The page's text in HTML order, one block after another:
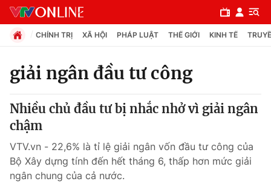
Chuyên mục
Chính trị
Xã hội
CHÍNH TRỊ XÃ HỘI PHÁP LUẬT THẾ GIỚI KINH TẾ
giải ngân đầu tư công
Nhiều chủ đầu tư bị nhắc nhở vì giải ngân
chậm
VTV.vn - 22,6% là tỉ lệ giải ngân vốn đầu tư công của
Bộ Xây dựng tính đến hết tháng 6, thấp hơn mức giải
ngân chung của cả nước.